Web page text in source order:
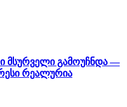
მსურველი გამოუჩნდა —
რეალურია